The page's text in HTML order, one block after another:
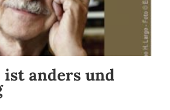
ist anders und